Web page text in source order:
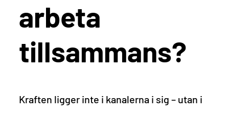
arbeta
tillsammans?
Kraften ligger inte i kanalerna i sig – utan i